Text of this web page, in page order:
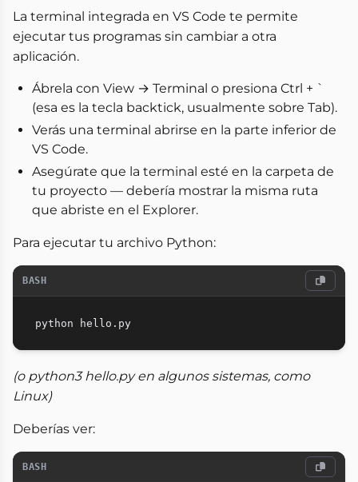
La terminal integrada en VS Code te permite
ejecutar tus programas sin cambiar a otra
aplicación.
Ábrela con View → Terminal o presiona Ctrl + `
(esa es la tecla backtick, usualmente sobre Tab).
Verás una terminal abrirse en la parte inferior de
VS Code.
Asegúrate que la terminal esté en la carpeta de
tu proyecto — debería mostrar la misma ruta
que abriste en el Explorer.
Para ejecutar tu archivo Python:
BASH
(o python3 hello.py en algunos sistemas, como
Linux)
Deberías ver:
BASH